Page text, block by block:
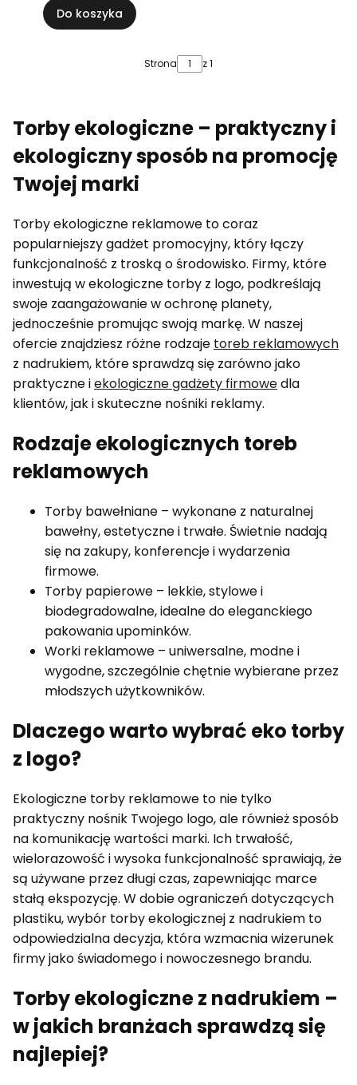
Do koszyka
Strona z 1
Torby ekologiczne – praktyczny i
ekologiczny sposób na promocję
Twojej marki
Torby ekologiczne reklamowe to coraz
popularniejszy gadżet promocyjny, który łączy
funkcjonalność z troską o środowisko. Firmy, które
inwestują w ekologiczne torby z logo, podkreślają
swoje zaangażowanie w ochronę planety,
jednocześnie promując swoją markę. W naszej
ofercie znajdziesz różne rodzaje toreb reklamowych
z nadrukiem, które sprawdzą się zarówno jako
praktyczne iekologiczne gadżety firmowedla
klientów, jak i skuteczne nośniki reklamy.
Rodzaje ekologicznych toreb
reklamowych
Torby bawełniane – wykonane z naturalnej
bawełny, estetyczne i trwałe. Świetnie nadają
się na zakupy, konferencje i wydarzenia
firmowe.
Torby papierowe – lekkie, stylowe i
biodegradowalne, idealne do eleganckiego
pakowania upominków.
Worki reklamowe – uniwersalne, modne i
wygodne, szczególnie chętnie wybierane przez
młodszych użytkowników.
Dlaczego warto wybrać eko torby
z logo?
Ekologiczne torby reklamowe to nie tylko
praktyczny nośnik Twojego logo, ale również sposób
na komunikację wartości marki. Ich trwałość,
wielorazowość i wysoka funkcjonalność sprawiają, że
są używane przez długi czas, zapewniając marce
stałą ekspozycję. W dobie ograniczeń dotyczących
plastiku, wybór torby ekologicznej z nadrukiem to
odpowiedzialna decyzja, która wzmacnia wizerunek
firmy jako świadomego i nowoczesnego brandu.
Torby ekologiczne z nadrukiem –
w jakich branżach sprawdzą się
najlepiej?